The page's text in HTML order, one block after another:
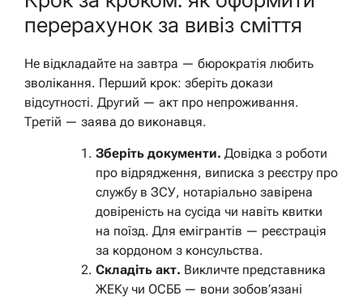
перерахунок за вивіз сміття
Не відкладайте на завтра — бюрократія любить
зволікання. Перший крок: зберіть докази
відсутності. Другий — акт про непроживання.
Третій — заява до виконавця.
Зберіть документи. Довідка з роботи
про відрядження, виписка з реєстру про
службу в ЗСУ, нотаріально завірена
довіреність на сусіда чи навіть квитки
на поїзд. Для емігрантів — реєстрація
за кордоном з консульства.
Складіть акт. Викличте представника
ЖЕКу чи ОСББ — вони зобов’язані